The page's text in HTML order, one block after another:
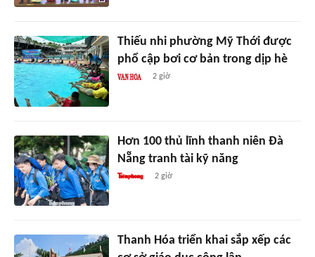
Thiếu nhi phường Mỹ Thới được
phổ cập bơi cơ bản trong dịp hè
2 giờ
Hơn 100 thủ lĩnh thanh niên Đà
Nẵng tranh tài kỹ năng
2 giờ
Thanh Hóa triển khai sắp xếp các